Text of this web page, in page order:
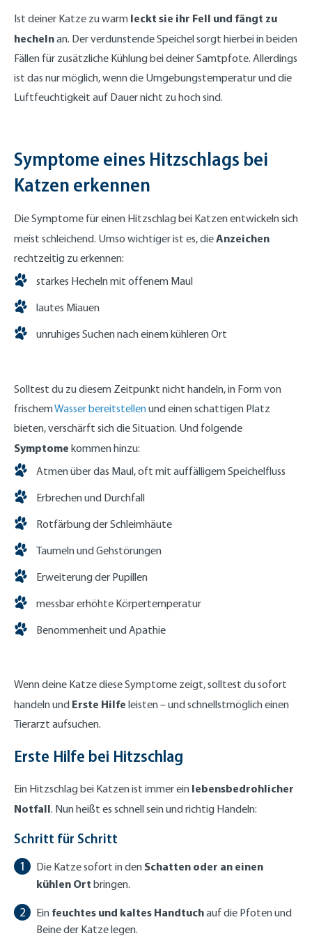
Ist deiner Katze zu warm leckt sie ihr Fell und fängt zu
hechelnan. Der verdunstende Speichel sorgt hierbei in beiden
Fällen für zusätzliche Kühlung bei deiner Samtpfote. Allerdings
ist das nur möglich, wenn die Umgebungstemperatur und die
Luftfeuchtigkeit auf Dauer nicht zu hoch sind.
Symptome eines Hitzschlags bei
Katzen erkennen
Die Symptome für einen Hitzschlag bei Katzen entwickeln sich
meist schleichend. Umso wichtiger ist es, dieAnzeichen
rechtzeitig zu erkennen:
starkes Hecheln mit offenem Maul
lautes Miauen
unruhiges Suchen nach einem kühleren Ort
Solltest du zu diesem Zeitpunkt nicht handeln, in Form von
frischemWasser bereitstellenund einen schattigen Platz
bieten, verschärft sich die Situation. Und folgende
Symptome kommen hinzu:
Atmen über das Maul, oft mit auffälligem Speichelfluss
Erbrechen und Durchfall
Rotfärbung der Schleimhäute
Taumeln und Gehstörungen
Erweiterung der Pupillen
messbar erhöhte Körpertemperatur
Benommenheit und Apathie
Wenn deine Katze diese Symptome zeigt, solltest du sofort
handeln und Erste Hilfe leisten – und schnellstmöglich einen
Tierarzt aufsuchen.
Erste Hilfe bei Hitzschlag
Ein Hitzschlag bei Katzen ist immer ein lebensbedrohlicher
Notfall. Nun heißt es schnell sein und richtig Handeln:
Schritt für Schritt
Die Katze sofort in den Schatten oder an einen
kühlen Ort bringen.
Ein feuchtes und kaltes Handtuchauf die Pfoten und
Beine der Katze legen.